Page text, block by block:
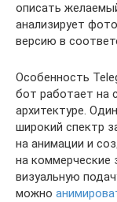
описать
анализирует
версию в
Особенность
бот работает на
архитектуре.
широкий спектр
на анимации и
на коммерческие
визуальную
можно